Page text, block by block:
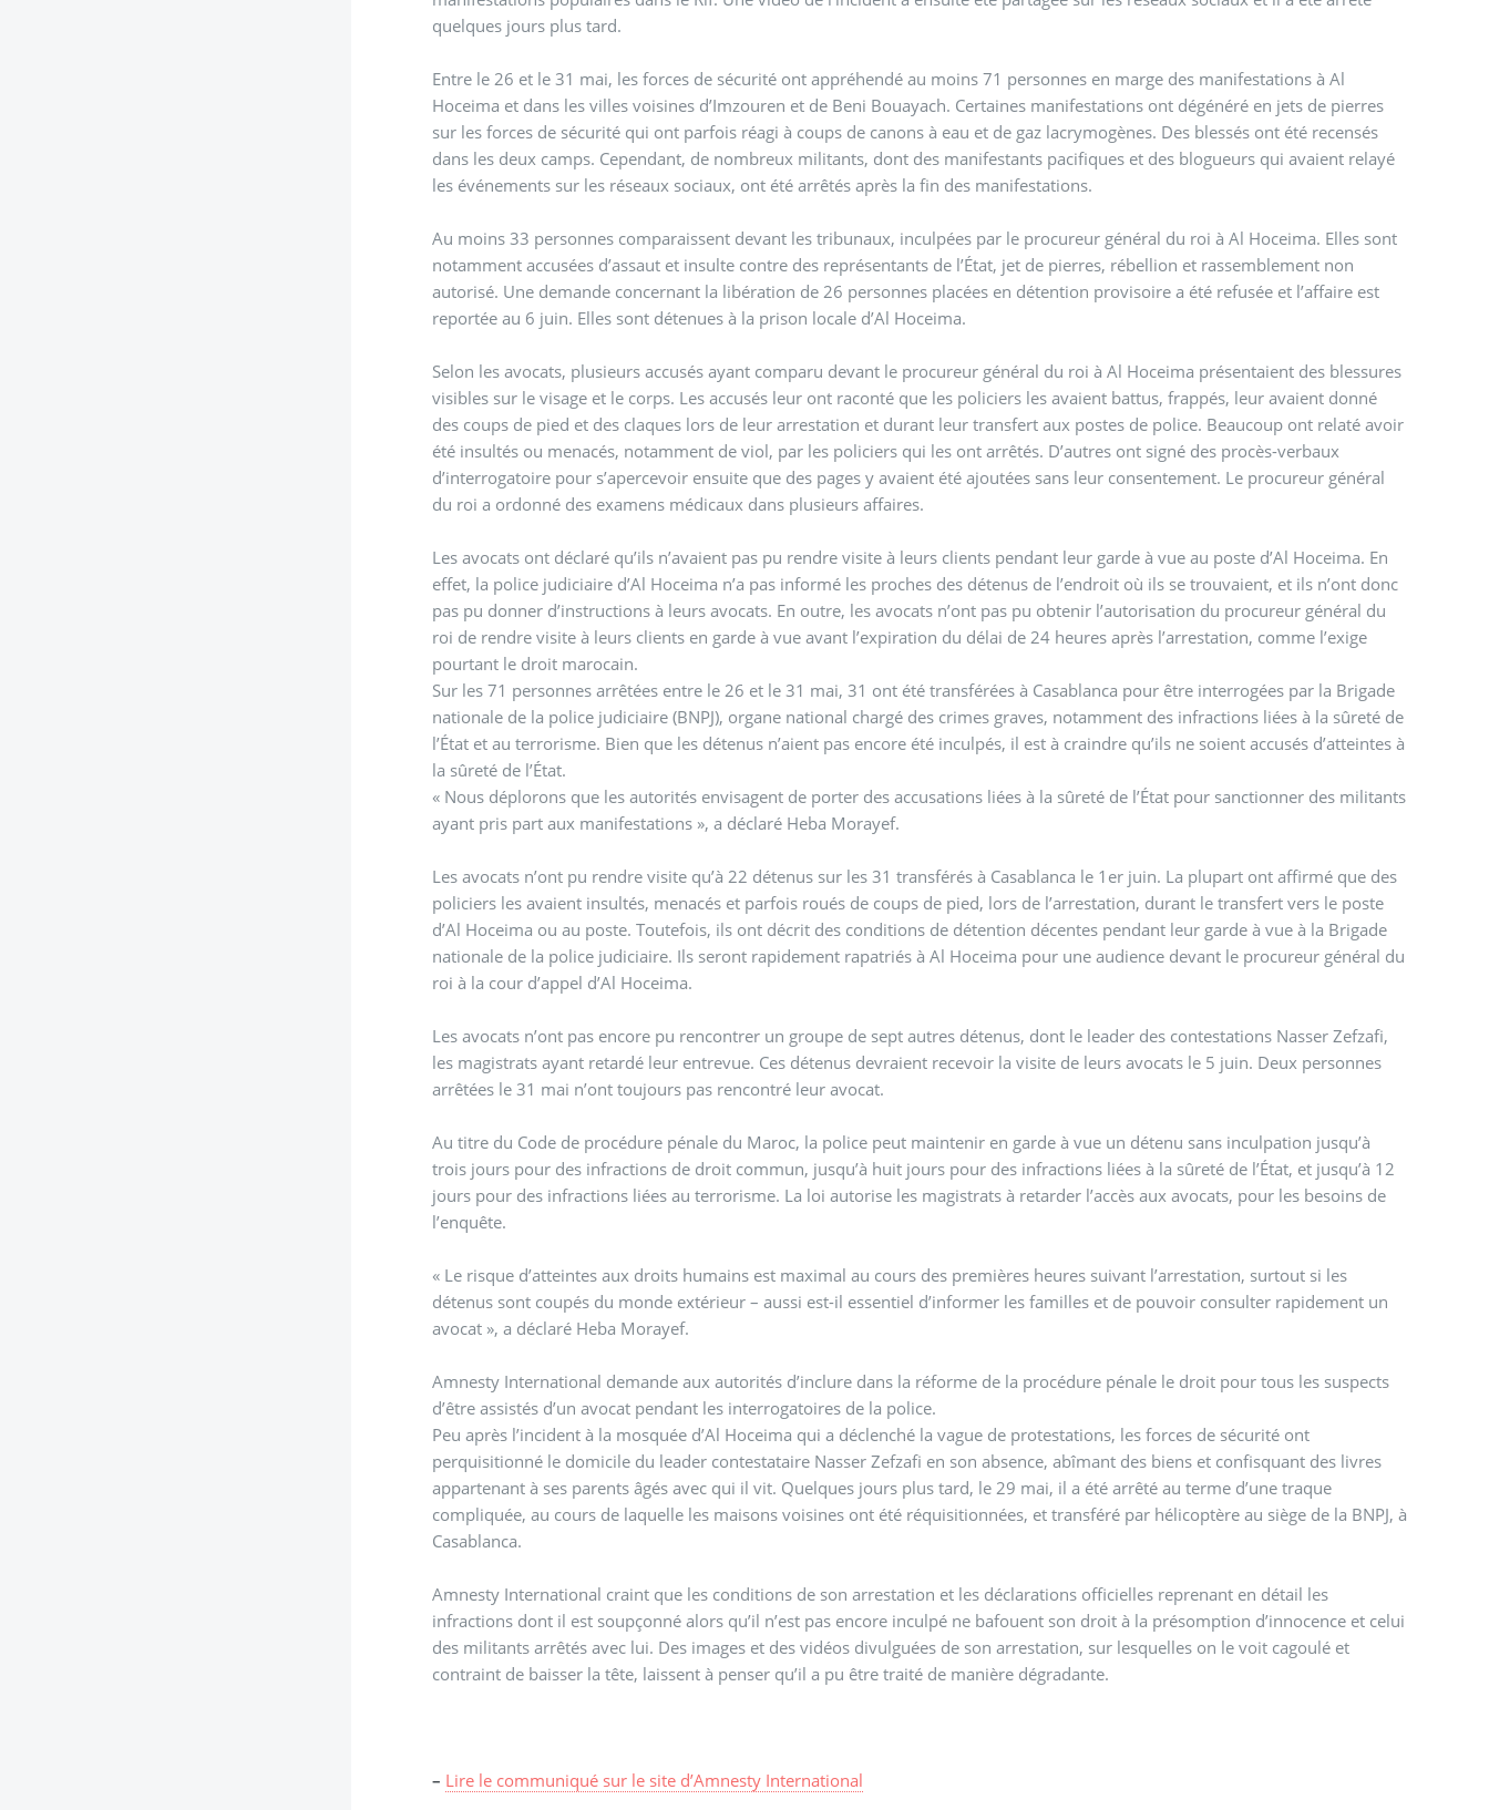
quelques jours plus tard.
Entre le 26 et le 31 mai, les forces de sécurité ont appréhendé au moins 71 personnes en marge des manifestations à Al
Hoceima et dans les villes voisines d’Imzouren et de Beni Bouayach. Certaines manifestations ont dégénéré en jets de pierres
sur les forces de sécurité qui ont parfois réagi à coups de canons à eau et de gaz lacrymogènes. Des blessés ont été recensés
dans les deux camps. Cependant, de nombreux militants, dont des manifestants pacifiques et des blogueurs qui avaient relayé
les événements sur les réseaux sociaux, ont été arrêtés après la fin des manifestations.
Au moins 33 personnes comparaissent devant les tribunaux, inculpées par le procureur général du roi à Al Hoceima. Elles sont
notamment accusées d’assaut et insulte contre des représentants de l’État, jet de pierres, rébellion et rassemblement non
autorisé. Une demande concernant la libération de 26 personnes placées en détention provisoire a été refusée et l’affaire est
reportée au 6 juin. Elles sont détenues à la prison locale d’Al Hoceima.
Selon les avocats, plusieurs accusés ayant comparu devant le procureur général du roi à Al Hoceima présentaient des blessures
visibles sur le visage et le corps. Les accusés leur ont raconté que les policiers les avaient battus, frappés, leur avaient donné
des coups de pied et des claques lors de leur arrestation et durant leur transfert aux postes de police. Beaucoup ont relaté avoir
été insultés ou menacés, notamment de viol, par les policiers qui les ont arrêtés. D’autres ont signé des procès-verbaux
d’interrogatoire pour s’apercevoir ensuite que des pages y avaient été ajoutées sans leur consentement. Le procureur général
du roi a ordonné des examens médicaux dans plusieurs affaires.
Les avocats ont déclaré qu’ils n’avaient pas pu rendre visite à leurs clients pendant leur garde à vue au poste d’Al Hoceima. En
effet, la police judiciaire d’Al Hoceima n’a pas informé les proches des détenus de l’endroit où ils se trouvaient, et ils n’ont donc
pas pu donner d’instructions à leurs avocats. En outre, les avocats n’ont pas pu obtenir l’autorisation du procureur général du
roi de rendre visite à leurs clients en garde à vue avant l’expiration du délai de 24 heures après l’arrestation, comme l’exige
pourtant le droit marocain.
Sur les 71 personnes arrêtées entre le 26 et le 31 mai, 31 ont été transférées à Casablanca pour être interrogées par la Brigade
nationale de la police judiciaire (BNPJ), organe national chargé des crimes graves, notamment des infractions liées à la sûreté de
l’État et au terrorisme. Bien que les détenus n’aient pas encore été inculpés, il est à craindre qu’ils ne soient accusés d’atteintes à
la sûreté de l’État.
« Nous déplorons que les autorités envisagent de porter des accusations liées à la sûreté de l’État pour sanctionner des militants
ayant pris part aux manifestations », a déclaré Heba Morayef.
Les avocats n’ont pu rendre visite qu’à 22 détenus sur les 31 transférés à Casablanca le 1er juin. La plupart ont affirmé que des
policiers les avaient insultés, menacés et parfois roués de coups de pied, lors de l’arrestation, durant le transfert vers le poste
d’Al Hoceima ou au poste. Toutefois, ils ont décrit des conditions de détention décentes pendant leur garde à vue à la Brigade
nationale de la police judiciaire. Ils seront rapidement rapatriés à Al Hoceima pour une audience devant le procureur général du
roi à la cour d’appel d’Al Hoceima.
Les avocats n’ont pas encore pu rencontrer un groupe de sept autres détenus, dont le leader des contestations Nasser Zefzafi,
les magistrats ayant retardé leur entrevue. Ces détenus devraient recevoir la visite de leurs avocats le 5 juin. Deux personnes
arrêtées le 31 mai n’ont toujours pas rencontré leur avocat.
Au titre du Code de procédure pénale du Maroc, la police peut maintenir en garde à vue un détenu sans inculpation jusqu’à
trois jours pour des infractions de droit commun, jusqu’à huit jours pour des infractions liées à la sûreté de l’État, et jusqu’à 12
jours pour des infractions liées au terrorisme. La loi autorise les magistrats à retarder l’accès aux avocats, pour les besoins de
l’enquête.
« Le risque d’atteintes aux droits humains est maximal au cours des premières heures suivant l’arrestation, surtout si les
détenus sont coupés du monde extérieur – aussi est-il essentiel d’informer les familles et de pouvoir consulter rapidement un
avocat », a déclaré Heba Morayef.
Amnesty International demande aux autorités d’inclure dans la réforme de la procédure pénale le droit pour tous les suspects
d’être assistés d’un avocat pendant les interrogatoires de la police.
Peu après l’incident à la mosquée d’Al Hoceima qui a déclenché la vague de protestations, les forces de sécurité ont
perquisitionné le domicile du leader contestataire Nasser Zefzafi en son absence, abîmant des biens et confisquant des livres
appartenant à ses parents âgés avec qui il vit. Quelques jours plus tard, le 29 mai, il a été arrêté au terme d’une traque
compliquée, au cours de laquelle les maisons voisines ont été réquisitionnées, et transféré par hélicoptère au siège de la BNPJ, à
Casablanca.
Amnesty International craint que les conditions de son arrestation et les déclarations officielles reprenant en détail les
infractions dont il est soupçonné alors qu’il n’est pas encore inculpé ne bafouent son droit à la présomption d’innocence et celui
des militants arrêtés avec lui. Des images et des vidéos divulguées de son arrestation, sur lesquelles on le voit cagoulé et
contraint de baisser la tête, laissent à penser qu’il a pu être traité de manière dégradante.
– Lire le communiqué sur le site d’Amnesty International